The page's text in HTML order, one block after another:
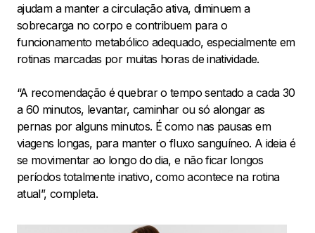
ajudam a manter a circulação ativa, diminuem a
sobrecarga no corpo e contribuem para o
funcionamento metabólico adequado, especialmente em
rotinas marcadas por muitas horas de inatividade.
“A recomendação é quebrar o tempo sentado a cada 30
a 60 minutos, levantar, caminhar ou só alongar as
pernas por alguns minutos. É como nas pausas em
viagens longas, para manter o fluxo sanguíneo. A ideia é
se movimentar ao longo do dia, e não ficar longos
períodos totalmente inativo, como acontece na rotina
atual”, completa.